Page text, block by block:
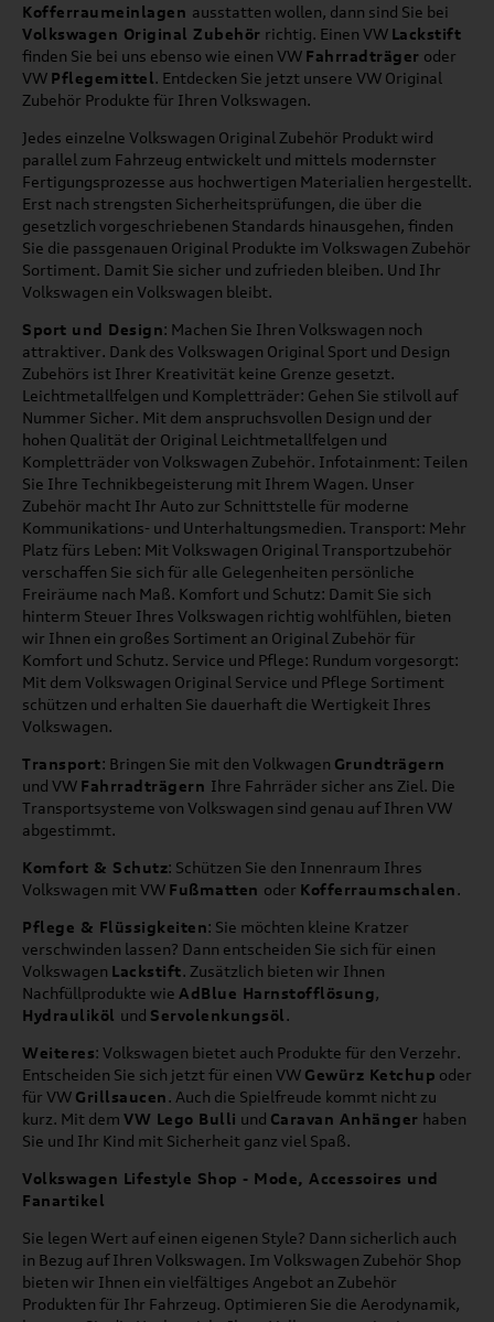
Kofferraumeinlagen ausstatten wollen, dann sind Sie bei
Volkswagen Original Zubehör richtig. Einen VW Lackstift
finden Sie bei uns ebenso wie einen VW Fahrradträger oder
VW Pflegemittel. Entdecken Sie jetzt unsere VW Original
Zubehör Produkte für Ihren Volkswagen.
Jedes einzelne Volkswagen Original Zubehör Produkt wird
parallel zum Fahrzeug entwickelt und mittels modernster
Fertigungsprozesse aus hochwertigen Materialien hergestellt.
Erst nach strengsten Sicherheitsprüfungen, die über die
gesetzlich vorgeschriebenen Standards hinausgehen, finden
Sie die passgenauen Original Produkte im Volkswagen Zubehör
Sortiment. Damit Sie sicher und zufrieden bleiben. Und Ihr
Volkswagen ein Volkswagen bleibt.
Sport und Design: Machen Sie Ihren Volkswagen noch
attraktiver. Dank des Volkswagen Original Sport und Design
Zubehörs ist Ihrer Kreativität keine Grenze gesetzt.
Leichtmetallfelgen und Kompletträder: Gehen Sie stilvoll auf
Nummer Sicher. Mit dem anspruchsvollen Design und der
hohen Qualität der Original Leichtmetallfelgen und
Kompletträder von Volkswagen Zubehör. Infotainment: Teilen
Sie Ihre Technikbegeisterung mit Ihrem Wagen. Unser
Zubehör macht Ihr Auto zur Schnittstelle für moderne
Kommunikations- und Unterhaltungsmedien. Transport: Mehr
Platz fürs Leben: Mit Volkswagen Original Transportzubehör
verschaffen Sie sich für alle Gelegenheiten persönliche
Freiräume nach Maß. Komfort und Schutz: Damit Sie sich
hinterm Steuer Ihres Volkswagen richtig wohlfühlen, bieten
wir Ihnen ein großes Sortiment an Original Zubehör für
Komfort und Schutz. Service und Pflege: Rundum vorgesorgt:
Mit dem Volkswagen Original Service und Pflege Sortiment
schützen und erhalten Sie dauerhaft die Wertigkeit Ihres
Volkswagen.
Transport: Bringen Sie mit den Volkwagen Grundträgern
und VW Fahrradträgern Ihre Fahrräder sicher ans Ziel. Die
Transportsysteme von Volkswagen sind genau auf Ihren VW
abgestimmt.
Komfort & Schutz: Schützen Sie den Innenraum Ihres
Volkswagen mit VW Fußmatten oder Kofferraumschalen.
Pflege & Flüssigkeiten: Sie möchten kleine Kratzer
verschwinden lassen? Dann entscheiden Sie sich für einen
Volkswagen Lackstift. Zusätzlich bieten wir Ihnen
Nachfüllprodukte wie AdBlue Harnstofflösung,
Hydrauliköl und Servolenkungsöl.
Weiteres: Volkswagen bietet auch Produkte für den Verzehr.
Entscheiden Sie sich jetzt für einen VW Gewürz Ketchup oder
für VW Grillsaucen. Auch die Spielfreude kommt nicht zu
kurz. Mit dem VW Lego Bulli und Caravan Anhänger haben
Sie und Ihr Kind mit Sicherheit ganz viel Spaß.
Volkswagen Lifestyle Shop - Mode, Accessoires und
Fanartikel
Sie legen Wert auf einen eigenen Style? Dann sicherlich auch
in Bezug auf Ihren Volkswagen. Im Volkswagen Zubehör Shop
bieten wir Ihnen ein vielfältiges Angebot an Zubehör
Produkten für Ihr Fahrzeug. Optimieren Sie die Aerodynamik,